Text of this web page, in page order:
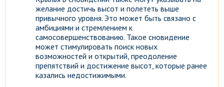
желание достичь высот и полететь выше
привычного уровня. Это может быть связано с
амбициями и стремлением к
самосовершенствованию. Такое сновидение
может стимулировать поиск новых
возможностей и открытий, преодоление
препятствий и достижение высот, которые ранее
казались недостижимыми.